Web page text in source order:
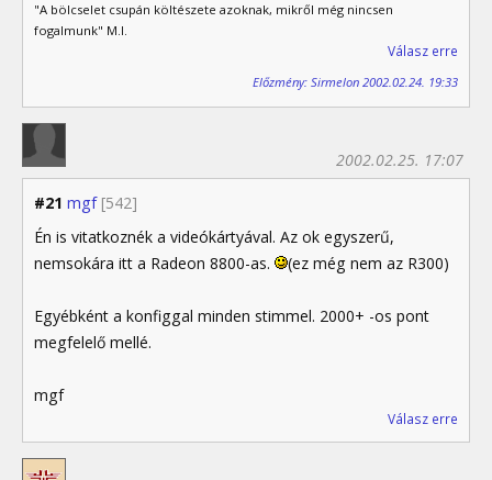
"A bölcselet csupán költészete azoknak, mikről még nincsen
fogalmunk" M.I.
Válasz erre
Előzmény: Sirmelon 2002.02.24. 19:33
#21 mgf [542]
2002.02.25. 17:07
Én is vitatkoznék a videókártyával. Az ok egyszerű,
nemsokára itt a Radeon 8800-as.
(ez még nem az R300)
Egyébként a konfiggal minden stimmel. 2000+ -os pont
megfelelő mellé.
mgf
Válasz erre